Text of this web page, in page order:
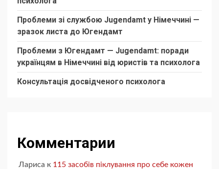
Проблеми зі службою Jugendamt у Німеччині —
зразок листа до Югендамт
Проблеми з Югендамт — Jugendamt: поради
українцям в Німеччині від юристів та психолога
Консультація досвідченого психолога
Комментарии
Лариса к 115 засобів піклування про себе кожен